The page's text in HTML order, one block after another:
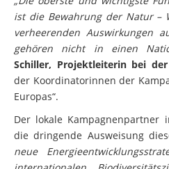
„Die oberste und wichtigste
ist die Bewahrung der Natur –
verheerenden Auswirkungen
gehören nicht in einen
Schiller, Projektleiterin bei
der Koordinatorinnen der
Europas“.
Der lokale Kampagnenpartner
die dringende Ausweisung
neue